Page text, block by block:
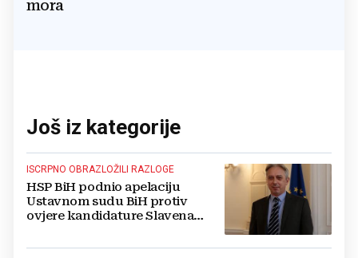
mora
Još iz kategorije
ISCRPNO OBRAZLOŽILI RAZLOGE
HSP BiH podnio apelaciju
Ustavnom sudu BiH protiv
ovjere kandidature Slavena